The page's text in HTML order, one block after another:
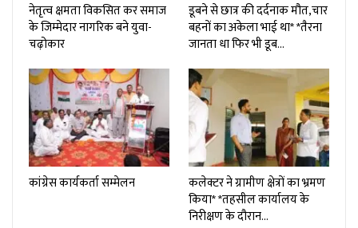
नेतृत्व क्षमता विकसित कर समाज
के जिम्मेदार नागरिक बने युवा-
चढ़ोकार
डूबने से छात्र की दर्दनाक मौत,चार
बहनों का अकेला भाई था* *तैरना
जानता धा फिर भी डूब…
कांग्रेस कार्यकर्ता सम्मेलन
कलेक्टर ने ग्रामीण क्षेत्रों का भ्रमण
किया* *तहसील कार्यालय के
निरीक्षण के दौरान…